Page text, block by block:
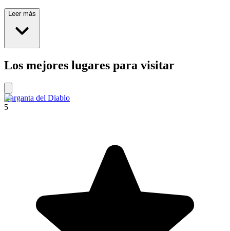
Leer más
Los mejores lugares para visitar
Garganta del Diablo
5